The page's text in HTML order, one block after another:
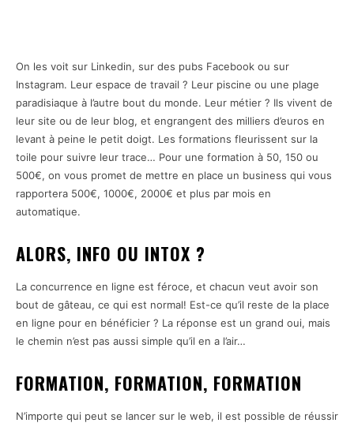
On les voit sur Linkedin, sur des pubs Facebook ou sur
Instagram. Leur espace de travail ? Leur piscine ou une plage
paradisiaque à l’autre bout du monde. Leur métier ? Ils vivent de
leur site ou de leur blog, et engrangent des milliers d’euros en
levant à peine le petit doigt. Les formations fleurissent sur la
toile pour suivre leur trace… Pour une formation à 50, 150 ou
500€, on vous promet de mettre en place un business qui vous
rapportera 500€, 1000€, 2000€ et plus par mois en
automatique.
ALORS, INFO OU INTOX ?
La concurrence en ligne est féroce, et chacun veut avoir son
bout de gâteau, ce qui est normal! Est-ce qu’il reste de la place
en ligne pour en bénéficier ? La réponse est un grand oui, mais
le chemin n’est pas aussi simple qu’il en a l’air…
FORMATION, FORMATION, FORMATION
N’importe qui peut se lancer sur le web, il est possible de réussir